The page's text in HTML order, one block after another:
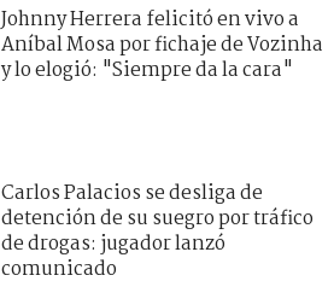
Johnny Herrera felicitó en vivo a
Aníbal Mosa por fichaje de Vozinha
y lo elogió: "Siempre da la cara"
Carlos Palacios se desliga de
detención de su suegro por tráfico
de drogas: jugador lanzó
comunicado